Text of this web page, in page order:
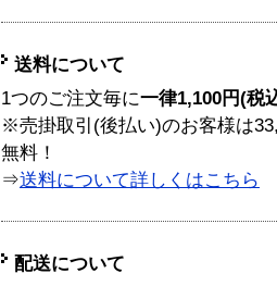
送料について
1つのご注文毎に一律1,100円(税
※売掛取引(後払い)のお客様は
無料！
⇒送料について詳しくはこちら
配送について